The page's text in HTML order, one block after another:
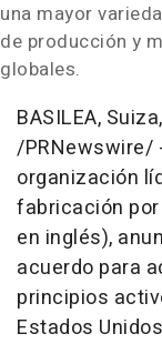
una mayor
de producción y
globales.
BASILEA, Suiza,
/PRNewswire/
organización
fabricación
en inglés),
acuerdo para
principios
Estados